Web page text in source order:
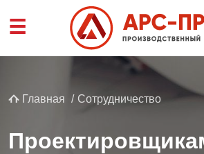
☰
Строка
Главная Сотрудничество